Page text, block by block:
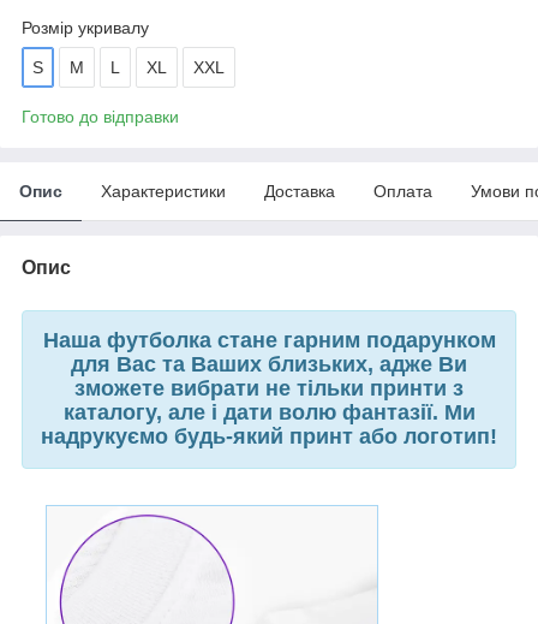
Розмір укривалу
S M L XL XXL
Готово до відправки
Опис Характеристики Доставка Оплата Умови
Опис
Наша футболка стане гарним подарунком
для Вас та Ваших близьких, адже Ви
зможете вибрати не тільки принти з
каталогу, але і дати волю фантазії. Ми
надрукуємо будь-який принт або логотип!